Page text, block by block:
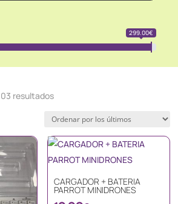
299.00€
resultadosOrdenado
los
últimos
CARGADOR + BATERIA
PARROT MINIDRONES